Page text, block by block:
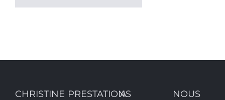
CHRISTINE PRESTATIONS
A
NOUS